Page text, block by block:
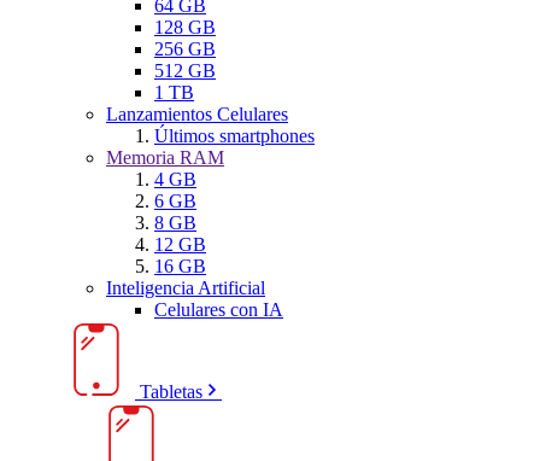
64 GB
128 GB
256 GB
512 GB
1 TB
Lanzamientos Celulares
Últimos smartphones
Memoria RAM
4 GB
6 GB
8 GB
12 GB
16 GB
Inteligencia Artificial
Celulares con IA
Tabletas